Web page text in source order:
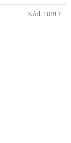
Kód: 18917